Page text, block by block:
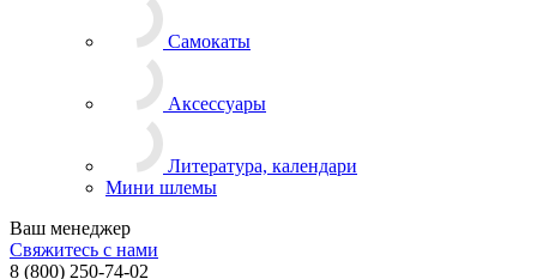
Самокаты
Аксессуары
Литература, календари
Мини шлемы
Ваш менеджер
Свяжитесь с нами